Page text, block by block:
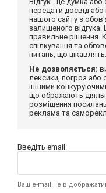
передати досвід
нашого сайту з
залишеного
правильне рішення.
спілкування та
питань, що цікавлять.
Не дозволяється:
лексики, погроз або
іншими
що ображають
розміщення
реклама та
Введіть email:
Ваш e-mail не